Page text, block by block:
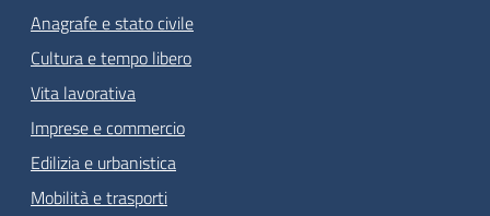
Anagrafe e stato civile
Cultura e tempo libero
Vita lavorativa
Imprese e commercio
Edilizia e urbanistica
Mobilità e trasporti